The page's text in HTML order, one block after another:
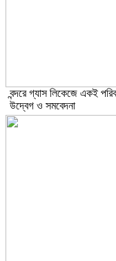
বন্দরে গ্যাস লিকেজে একই
উদ্বেগ ও সমবেদনা